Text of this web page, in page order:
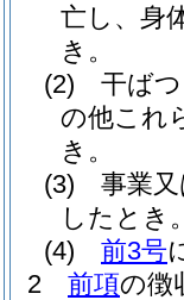
亡し、身
き。
(2)
干ば
の他これ
き。
(3)
事業
したとき
(4)
前3号
2
前項の徴